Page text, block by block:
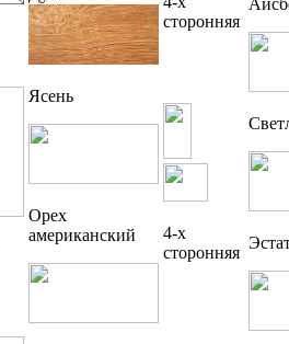
Ясень
Орех
американский
сторонняя
4-х
сторонняя